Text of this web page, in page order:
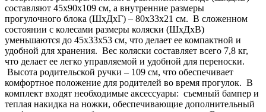
составляют 45x90x109 см, а внутренние размеры
прогулочного блока (ШхДхГ) – 80x33x21 см. В сложенном
состоянии с колесами размеры коляски (ШхДхВ)
уменьшаются до 45x33x53 см, что делает ее компактной и
удобной для хранения. Вес коляски составляет всего 7,8 кг,
что делает ее легко управляемой и удобной для переноски.
Высота родительской ручки – 109 см, что обеспечивает
комфортное положение для родителей во время прогулок. В
комплект входят необходимые аксессуары: съемный бампер и
теплая накидка на ножки, обеспечивающие дополнительный